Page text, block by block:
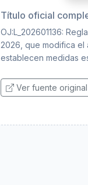
Título oficial
OJ:L_202601136:
2026, que modifica el
establecen medidas
Ver fuente original